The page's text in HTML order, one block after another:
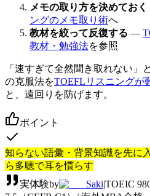
メモの取り方を決めておく
ングのメモ取り術へ
教材を絞って反復する ―
教材・勉強法を参照
「速すぎて全然聞き取れない」
の克服法をTOEFLリスニングが
と、遠回りを防げます。
ポイント
知らない語彙・背景知識を先に
ら多聴で耳を慣らす
実体験by Saki|TOEIC